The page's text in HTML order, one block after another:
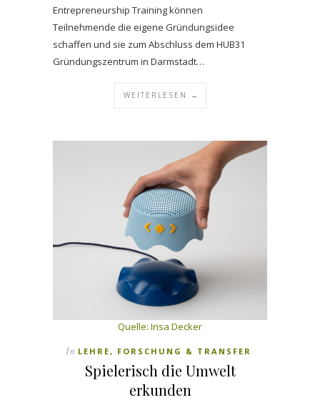
Entrepreneurship Training können
Teilnehmende die eigene Gründungsidee
schaffen und sie zum Abschluss dem HUB31
Gründungszentrum in Darmstadt…
WEITERLESEN →
Quelle: Insa Decker
In LEHRE, FORSCHUNG & TRANSFER
Spielerisch die Umwelt
erkunden